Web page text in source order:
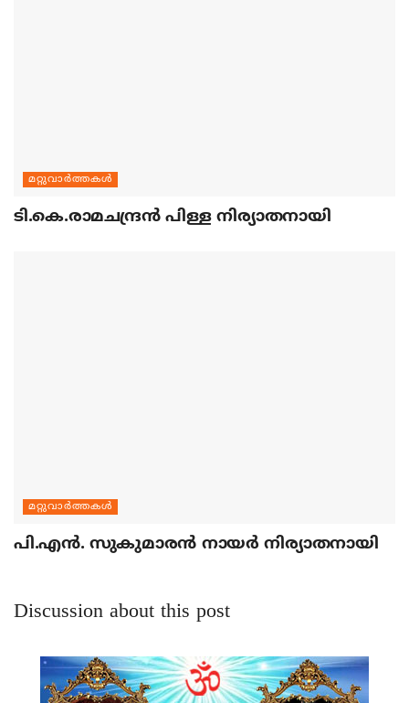
മറ്റുവാര്‍ത്തകള്‍
ടി.കെ.രാമചന്ദ്രന്‍ പിള്ള നിര്യാതനായി
മറ്റുവാര്‍ത്തകള്‍
പി.എന്‍. സുകുമാരന്‍ നായര്‍ നിര്യാതനായി
Discussion about this post